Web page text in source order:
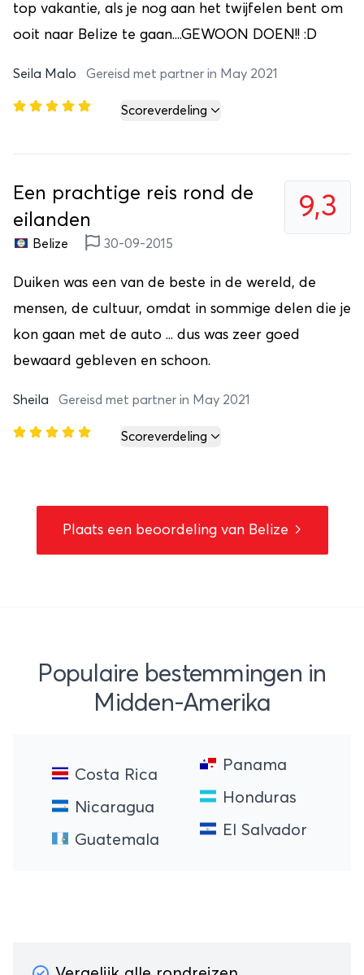
top vakantie, als je nog aan het twijfelen bent om
ooit naar Belize te gaan....GEWOON DOEN!! :D
Seila Malo Gereisd met partner in May 2021
Scoreverdeling
9,3
Een prachtige reis rond de
eilanden
Belize 30-09-2015
Duiken was een van de beste in de wereld, de
mensen, de cultuur, omdat in sommige delen die je
kon gaan met de auto ... dus was zeer goed
bewaard gebleven en schoon.
Sheila Gereisd met partner in May 2021
Scoreverdeling
Plaats een beoordeling van Belize
Populaire bestemmingen in
Midden-Amerika
Costa Rica
Nicaragua
Guatemala
Panama
Honduras
El Salvador